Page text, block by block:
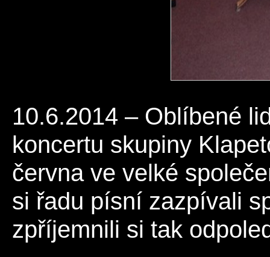
10.6.2014 – Oblíbené
koncertu skupiny
června ve velké
si řadu písní zazpívali
zpříjemnili si tak